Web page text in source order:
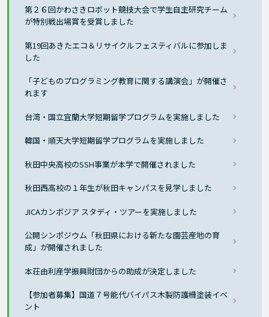
第２６回かわさきロボット競技大会で学生自主研究チーム
が特別戦出場賞を受賞しました
第19回あきたエコ＆リサイクルフェスティバルに参加しま
した
「子どものプログラミング教育に関する講演会」が開催さ
れます
台湾・国立宜蘭大学短期留学プログラムを実施しました
韓国・順天大学短期留学プログラムを実施しました
秋田中央高校のSSH事業が本学で開催されました
秋田西高校の１年生が秋田キャンパスを見学しました
JICAカンボジア スタディ・ツアーを実施しました
公開シンポジウム「秋田県における新たな園芸産地の育
成」が開催されました
本荘由利産学振興財団からの助成が決定しました
【参加者募集】国道７号能代バイパス木製防護柵塗装イベ
ント